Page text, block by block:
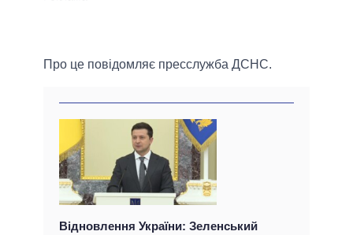
Про це повідомляє пресслужба ДСНС.
Відновлення України: Зеленський